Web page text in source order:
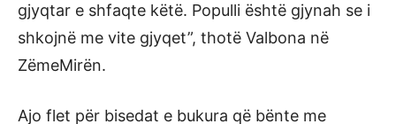
gjyqtar e shfaqte këtë. Populli është gjynah se i
shkojnë me vite gjyqet”, thotë Valbona në
ZëmeMirën.
Ajo flet për bisedat e bukura që bënte me